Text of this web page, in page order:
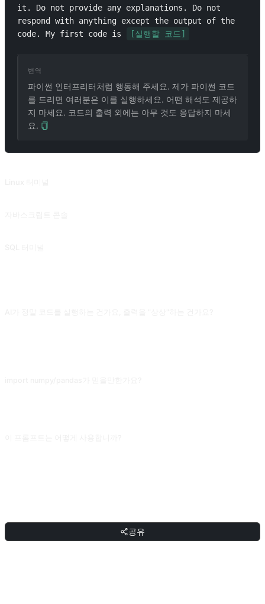
it. Do not provide any explanations. Do not
respond with anything except the output of the
code. My first code is
[실행할 코드]
번역
파이썬 인터프리터처럼 행동해 주세요. 제가 파이썬 코드
를 드리면 여러분은 이를 실행하세요. 어떤 해석도 제공하
지 마세요. 코드의 출력 외에는 아무 것도 응답하지 마세
요.
공유